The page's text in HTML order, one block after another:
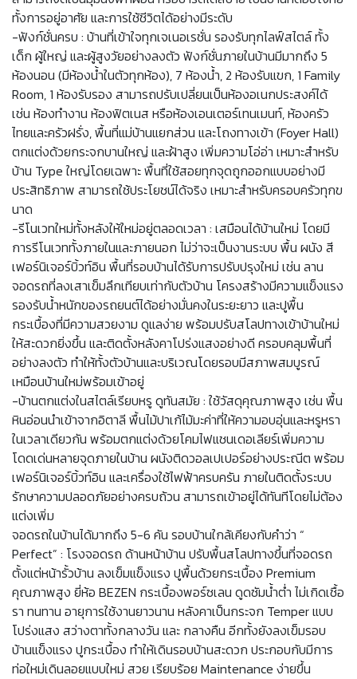
ทั้งการอยู่อาศัย และการใช้ชีวิตได้อย่างมีระดับ
-ฟังก์ชั่นครบ : บ้านที่เข้าใจทุกเจเนอเรชั่น รองรับทุกไลฟ์สไตล์ ทั้ง
เด็ก ผู้ใหญ่ และผู้สูงวัยอย่างลงตัว ฟังก์ชั่นภายในบ้านมีมากถึง 5
ห้องนอน (มีห้องน้ำในตัวทุกห้อง), 7 ห้องน้ำ, 2 ห้องรับแขก, 1 Family
Room, 1 ห้องรับรอง สามารถปรับเปลี่ยนเป็นห้องอเนกประสงค์ได้
เช่น ห้องทำงาน ห้องฟิตเนส หรือห้องเอนเตอร์เทนเมนท์, ห้องครัว
ไทยและครัวฝรั่ง, พื้นที่แม่บ้านแยกส่วน และโถงทางเข้า (Foyer Hall)
ตกแต่งด้วยกระจกบานใหญ่ และฝ้าสูง เพิ่มความโอ่อ่า เหมาะสำหรับ
บ้าน Type ใหญ่โดยเฉพาะ พื้นที่ใช้สอยทุกจุดถูกออกแบบอย่างมี
ประสิทธิภาพ สามารถใช้ประโยชน์ได้จริง เหมาะสำหรับครอบครัวทุกข
นาด
-รีโนเวทใหม่ทั้งหลังให้ใหม่อยู่ตลอดเวลา : เสมือนได้บ้านใหม่ โดยมี
การรีโนเวททั้งภายในและภายนอก ไม่ว่าจะเป็นงานระบบ พื้น ผนัง สี
เฟอร์นิเจอร์บิ้วท์อิน พื้นที่รอบบ้านได้รับการปรับปรุงใหม่ เช่น ลาน
จอดรถที่ลงเสาเข็มลึกเทียบเท่ากับตัวบ้าน โครงสร้างมีความแข็งแรง
รองรับน้ำหนักของรถยนต์ได้อย่างมั่นคงในระยะยาว และปูพื้น
กระเบื้องที่มีความสวยงาม ดูแลง่าย พร้อมปรับสโลปทางเข้าบ้านใหม่
ให้สะดวกยิ่งขึ้น และติดตั้งหลังคาโปร่งแสงอย่างดี ครอบคลุมพื้นที่
อย่างลงตัว ทำให้ทั้งตัวบ้านและบริเวณโดยรอบมีสภาพสมบูรณ์
เหมือนบ้านใหม่พร้อมเข้าอยู่
-บ้านตกแต่งในสไตล์เรียบหรู ดูทันสมัย : ใช้วัสดุคุณภาพสูง เช่น พื้น
หินอ่อนนำเข้าจากอิตาลี พื้นไม้ปาเก้ไม้มะค่าที่ให้ความอบอุ่นและหรูหรา
ในเวลาเดียวกัน พร้อมตกแต่งด้วยโคมไฟแชนเดอเลียร์เพิ่มความ
โดดเด่นหลายจุดภายในบ้าน ผนังติดวอลเปเปอร์อย่างประณีต พร้อม
เฟอร์นิเจอร์บิ้วท์อิน และเครื่องใช้ไฟฟ้าครบครัน ภายในติดตั้งระบบ
รักษาความปลอดภัยอย่างครบถ้วน สามารถเข้าอยู่ได้ทันทีโดยไม่ต้อง
แต่งเพิ่ม
จอดรถในบ้านได้มากถึง 5-6 คัน รอบบ้านใกล้เคียงกับคำว่า “
Perfect” : โรงจอดรถ ด้านหน้าบ้าน ปรับพื้นสโลปทางขึ้นที่จอดรถ
ตั้งแต่หน้ารั้วบ้าน ลงเข็มแข็งแรง ปูพื้นด้วยกระเบื้อง Premium
คุณภาพสูง ยี่ห้อ BEZEN กระเบื้องพอร์ซเลน ดูดซัมน้ำต่ำ ไม่เกิดเชื้อ
รา ทนทาน อายุการใช้งานยาวนาน หลังคาเป็นกระจก Temper แบบ
โปร่งแสง สว่างตาทั้งกลางวัน และ กลางคืน อีกทั้งยังลงเข็มรอบ
บ้านแข็งแรง ปูกระเบื้อง ทำให้เดินรอบบ้านสะดวก ประกอบกับมีการ
ท่อใหม่เดินลอยแบบใหม่ สวย เรียบร้อย Maintenance ง่ายขึ้น